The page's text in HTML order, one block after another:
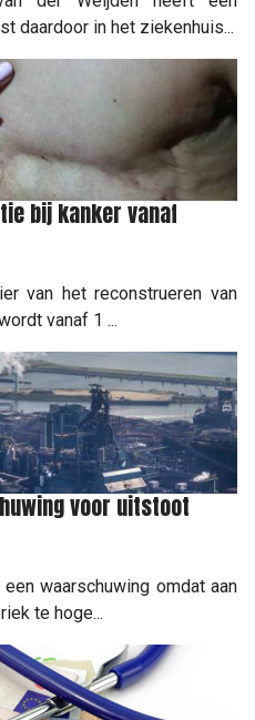
daardoor in het ziekenhuis...
bij kanker vanaf
van het reconstrueren van
vanaf 1 ...
voor uitstoot
waarschuwing omdat aan
te hoge...